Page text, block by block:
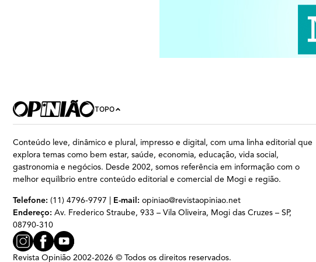
TOPO
Conteúdo leve, dinâmico e plural, impresso e digital, com uma linha editorial que
explora temas como bem estar, saúde, economia, educação, vida social,
gastronomia e negócios. Desde 2002, somos referência em informação com o
melhor equilíbrio entre conteúdo editorial e comercial de Mogi e região.
Telefone: (11) 4796-9797 | E-mail: opiniao@revistaopiniao.net
Endereço: Av. Frederico Straube, 933 – Vila Oliveira, Mogi das Cruzes – SP,
08790-310
Revista Opinião 2002-2026 © Todos os direitos reservados.